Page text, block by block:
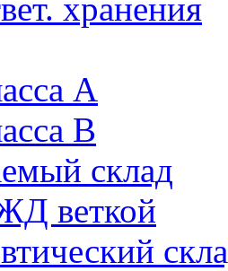
хранения
A
B
склад
веткой